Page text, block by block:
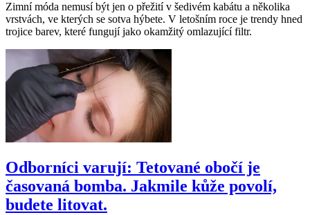
Zimní móda nemusí být jen o přežití v šedivém kabátu a několika
vrstvách, ve kterých se sotva hýbete. V letošním roce je trendy hned
trojice barev, které fungují jako okamžitý omlazující filtr.
Odborníci varují: Tetované obočí je
časovaná bomba. Jakmile kůže povolí,
budete litovat.